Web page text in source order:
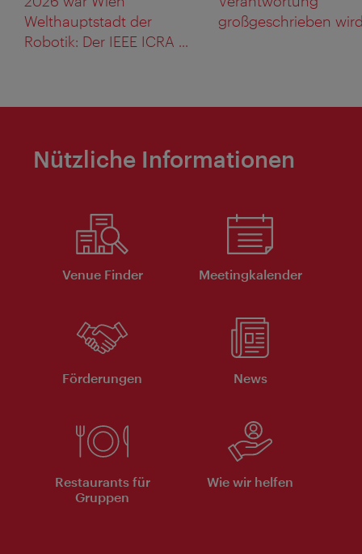
Welthauptstadt der
Robotik: Der IEEE ICRA ...
großgeschrieben
Nützliche Informationen
Venue Finder Meeting­kalender
Förderungen News
Restaurants für
Gruppen
Wie wir helfen